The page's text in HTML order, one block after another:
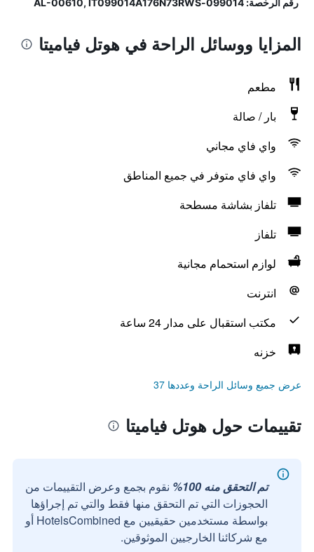
رقم الرخصة: 099014-AL-00610, IT099014A176N73RWS
المزايا ووسائل الراحة في هوتل فياميتا
مطعم
بار / صالة
واي فاي مجاني
واي فاي متوفر في جميع المناطق
تلفاز بشاشة مسطحة
تلفاز
لوازم استحمام مجانية
انترنت
مكتب استقبال على مدار 24 ساعة
خزنه
عرض جميع وسائل الراحة وعددها 37
تقييمات حول هوتل فياميتا
تم التحقق منه 100%
نقوم بجمع وعرض التقييمات من
الحجوزات التي تم التحقق منها فقط والتي تم إجراؤها
بواسطة مستخدمين حقيقيين مع HotelsCombined أو
مع شركائنا الخارجيين الموثوقين.